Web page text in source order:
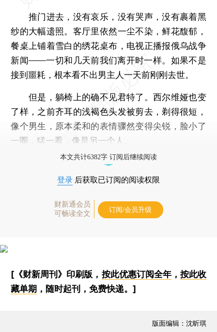
推门进去，没有哀乐，没有哭声，没有裹着黑
纱的大幅遗照。客厅里依然一尘不染，鲜花馥郁，
餐桌上铺着雪白的绣花桌布，电视正播报俄乌战争
新闻——一切和几天前我们离开时一样。如果不是
接到噩耗，根本看不出男主人一天前刚刚去世。
但是，躺椅上的确不见君特了。西尔维娅也变
了样，之前齐耳的浅褐色头发被剪去，剃得很短，
像个男生，原本柔和的表情骤然变得尖锐，脸小了
一圈，猛一看，像是另一个人。
本文共计6382字 订阅后继续阅读
登录 后获取已订阅的阅读权限
财新通会员
可畅读全文
订阅/会员升级
[《财新周刊》印刷版， 按此优惠订阅全年， 按此收
藏单期 ，随时起刊，免费快递。]
版面编辑：沈昕琪